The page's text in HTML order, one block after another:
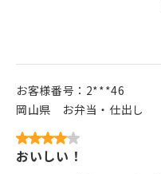
お客様番号： 2***46
岡山県
お弁当・仕出し
おいしい！